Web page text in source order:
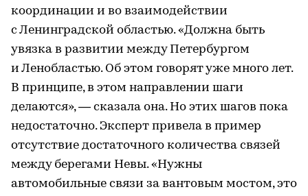
координации и во взаимодействии
с Ленинградской областью. «Должна быть
увязка в развитии между Петербургом
и Ленобластью. Об этом говорят уже много лет.
В принципе, в этом направлении шаги
делаются», — сказала она. Но этих шагов пока
недостаточно. Эксперт привела в пример
отсутствие достаточного количества связей
между берегами Невы. «Нужны
автомобильные связи за вантовым мостом, это